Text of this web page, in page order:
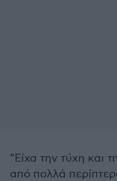
“Είχα την τύχη και
από πολλά